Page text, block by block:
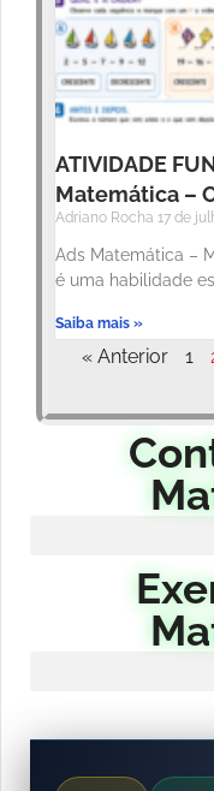
ATIVIDADE
Matemática –
Adriano Rocha 17 de
Ads Matemática –
é uma habilidade
Saiba mais »
« Anterior 1